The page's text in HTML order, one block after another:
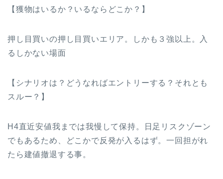
【獲物はいるか？いるならどこか？】
押し目買いの押し目買いエリア。しかも３強以上。入
るしかない場面
【シナリオは？どうなればエントリーする？それとも
スルー？】
H4直近安値我までは我慢して保持。日足リスクゾーン
でもあるため、どこかで反発が入るはず。一回担がれ
たら建値撤退する事。